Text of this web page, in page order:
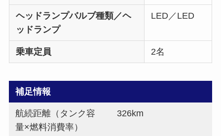
ヘッドランプバルブ種類／ヘ
ッドランプ
LED／LED
乗車定員 2名
補足情報
航続距離（タンク容
量×燃料消費率）
326km